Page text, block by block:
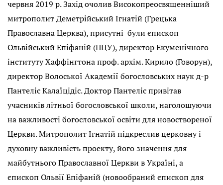
червня 2019 р. Захід очолив Високопреосвященніший
митрополит Деметрійський Ігнатій (Грецька
Православна Церква), присутні були єпископ
Ольвійський Епіфаній (ПЦУ), директор Екуменічного
інституту Хаффінгтона проф. архім. Кирило (Говорун),
директор Волоської Академії богословських наук д-р
Пантеліс Калаїцідіс. Доктор Пантеліс привітав
учасників літньої богословської школи, наголошуючи
на важливості богословської освіти для новоствореної
Церкви. Митрополит Ігнатій підкреслив церковну і
духовну важливість проекту, його значення для
майбутнього Православної Церкви в Україні, а
єпископ Ольвії Епіфаній (новообраний єпископ для